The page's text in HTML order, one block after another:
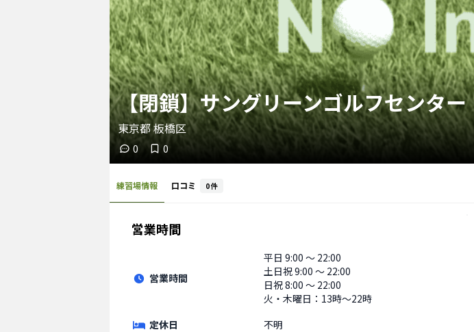
【閉鎖】サングリーンゴルフセンター
東京都板橋区
0 0
練習場情報 口コミ 0件
営業時間
営業時間
平日 9:00 〜 22:00
土日祝9:00 〜 22:00
日祝 8:00 〜 22:00
火・木曜日：13時〜22時
定休日
不明